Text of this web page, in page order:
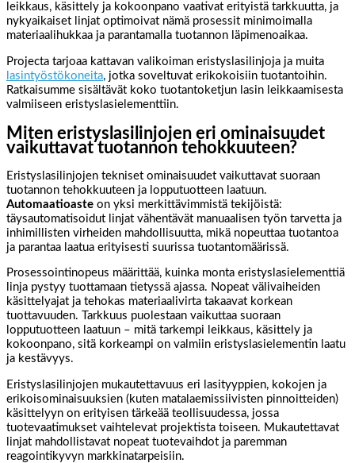
leikkaus, käsittely ja kokoonpano vaativat erityistä tarkkuutta, ja
nykyaikaiset linjat optimoivat nämä prosessit minimoimalla
materiaalihukkaa ja parantamalla tuotannon läpimenoaikaa.
Projecta tarjoaa kattavan valikoiman eristyslasilinjoja ja muita
lasintyöstökoneita, jotka soveltuvat erikokoisiin tuotantoihin.
Ratkaisumme sisältävät koko tuotantoketjun lasin leikkaamisesta
valmiiseen eristyslasielementtiin.
Miten eristyslasilinjojen eri ominaisuudet
vaikuttavat tuotannon tehokkuuteen?
Eristyslasilinjojen tekniset ominaisuudet vaikuttavat suoraan
tuotannon tehokkuuteen ja lopputuotteen laatuun.
Automaatioaste on yksi merkittävimmistä tekijöistä:
täysautomatisoidut linjat vähentävät manuaalisen työn tarvetta ja
inhimillisten virheiden mahdollisuutta, mikä nopeuttaa tuotantoa
ja parantaa laatua erityisesti suurissa tuotantomäärissä.
Prosessointinopeus määrittää, kuinka monta eristyslasielementtiä
linja pystyy tuottamaan tietyssä ajassa. Nopeat välivaiheiden
käsittelyajat ja tehokas materiaalivirta takaavat korkean
tuottavuuden. Tarkkuus puolestaan vaikuttaa suoraan
lopputuotteen laatuun – mitä tarkempi leikkaus, käsittely ja
kokoonpano, sitä korkeampi on valmiin eristyslasielementin laatu
ja kestävyys.
Eristyslasilinjojen mukautettavuus eri lasityyppien, kokojen ja
erikoisominaisuuksien (kuten matalaemissiivisten pinnoitteiden)
käsittelyyn on erityisen tärkeää teollisuudessa, jossa
tuotevaatimukset vaihtelevat projektista toiseen. Mukautettavat
linjat mahdollistavat nopeat tuotevaihdot ja paremman
reagointikyvyn markkinatarpeisiin.